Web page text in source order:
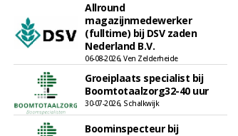
Allround
magazijnmedewerker
(fulltime) bij DSV zaden
Nederland B.V.
06-08-2026, Ven Zelderheide
Groeiplaats specialist bij
Boomtotaalzorg32-40 uur
30-07-2026, Schalkwijk
Boominspecteur bij